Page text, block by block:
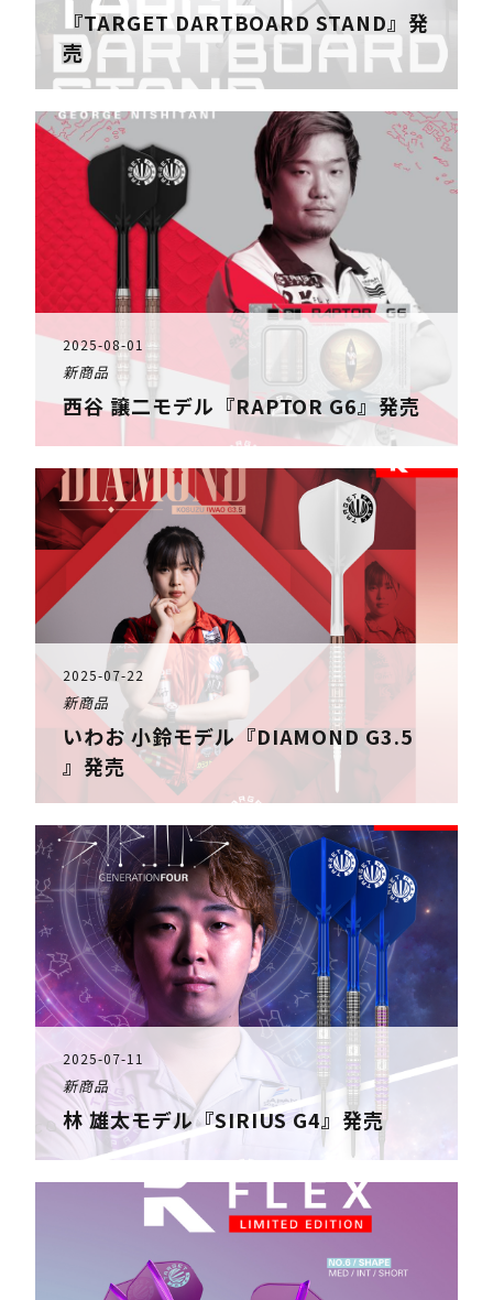
『TARGET DARTBOARD STAND』発
売
2025-08-01
新商品
西谷 譲二モデル『RAPTOR G6』発売
2025-07-22
新商品
いわお 小鈴モデル『DIAMOND G3.5
』発売
2025-07-11
新商品
林 雄太モデル『SIRIUS G4』発売